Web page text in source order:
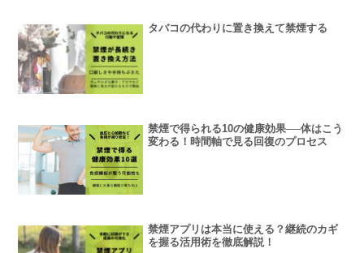
タバコの代わりに置き換えて禁煙する
禁煙で得られる10の健康効果──体はこう
変わる！時間軸で見る回復のプロセス
禁煙アプリは本当に使える？継続のカギ
を握る活用術を徹底解説！